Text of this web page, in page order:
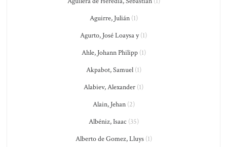
Aguirre, Julián(1)
Agurto, José Loaysa y(1)
Ahle, Johann Philipp(1)
Akpabot, Samuel(1)
Alabiev, Alexander (1)
Alain, Jehan(2)
Albéniz, Isaac (35)
Alberto de Gomez, Lluys(1)